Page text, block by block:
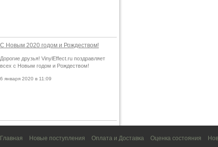
С Новым 2020 годом и Рождеством!
Дорогие друзья! VinylEffect.ru поздравляет
всех с Новым годом и Рождеством!
6 января 2020 в 11:09
Главная Новые поступления Оплата и Доставка Оценка состояния